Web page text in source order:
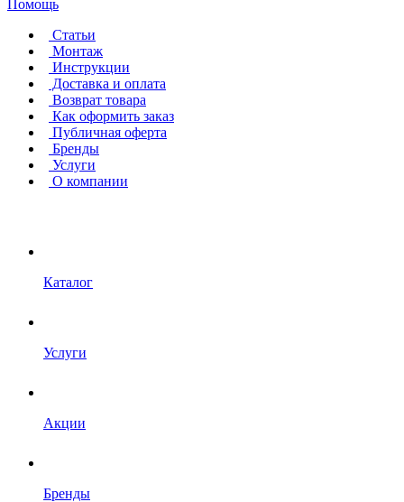
Помощь
Статьи
Монтаж
Инструкции
Доставка и оплата
Возврат товара
Как оформить заказ
Публичная оферта
Бренды
Услуги
О компании
Каталог
Услуги
Акции
Бренды